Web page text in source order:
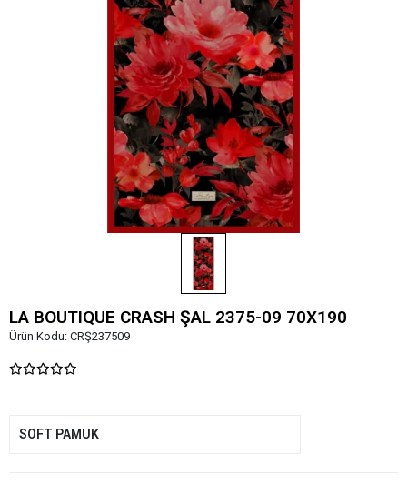
LA BOUTIQUE CRASH ŞAL 2375-09 70X190
Ürün Kodu: CRŞ237509
SOFT PAMUK